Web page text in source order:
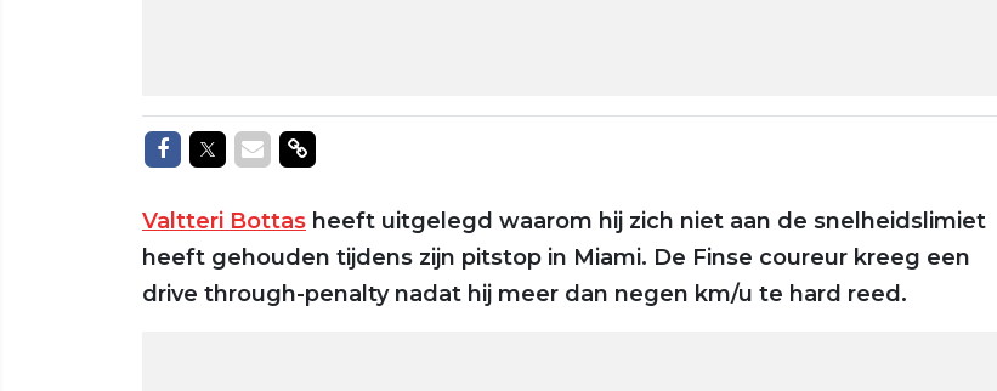
Delen op Facebook
Delen op Twitter
Delen via Mail
Delen via link
Valtteri Bottas heeft uitgelegd waarom hij zich niet aan de snelheidslimiet
heeft gehouden tijdens zijn pitstop in Miami. De Finse coureur kreeg een
drive through-penalty nadat hij meer dan negen km/u te hard reed.